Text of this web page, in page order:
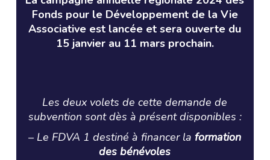
Fonds pour le Développement de la Vie
Associative est lancée et sera ouverte du
15 janvier au 11 mars prochain.
Les deux volets de cette demande de
subvention sont dès à présent disponibles :
– Le FDVA 1 destiné à financer laformation
des bénévoles